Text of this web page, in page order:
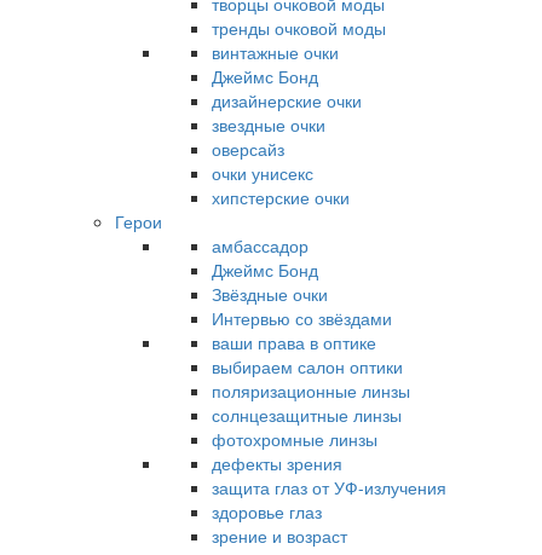
тренды очковой моды
винтажные очки
Джеймс Бонд
дизайнерские очки
звездные очки
оверсайз
очки унисекс
хипстерские очки
Герои
амбассадор
Джеймс Бонд
Звёздные очки
Интервью со звёздами
ваши права в оптике
выбираем салон оптики
поляризационные линзы
солнцезащитные линзы
фотохромные линзы
дефекты зрения
защита глаз от УФ-излучения
здоровье глаз
зрение и возраст